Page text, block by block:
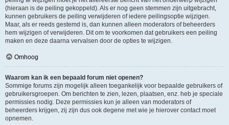
(hieraan is de peiling gekoppeld). Als er nog geen stemmen zijn uitgebracht,
kunnen gebruikers de peiling verwijderen of iedere peilingsoptie wijzigen.
Maar, als er reeds gestemd is, dan kunnen alleen moderators of beheerders
hem wijzigen of verwijderen. Dit om te voorkomen dat gebruikers een peiling
maken en deze daarna vervalsen door de opties te wijzigen.
Omhoog
Waarom kan ik een bepaald forum niet openen?
Sommige forums zijn mogelijk alleen toegankelijk voor bepaalde gebruikers of
gebruikersgroepen. Om berichten te zien, lezen, plaatsen, enz. heb je speciale
permissies nodig. Deze permissies kun je alleen van moderators of
beheerders krijgen, zij zijn dus ook degene met wie je hierover contact moet
opnemen.